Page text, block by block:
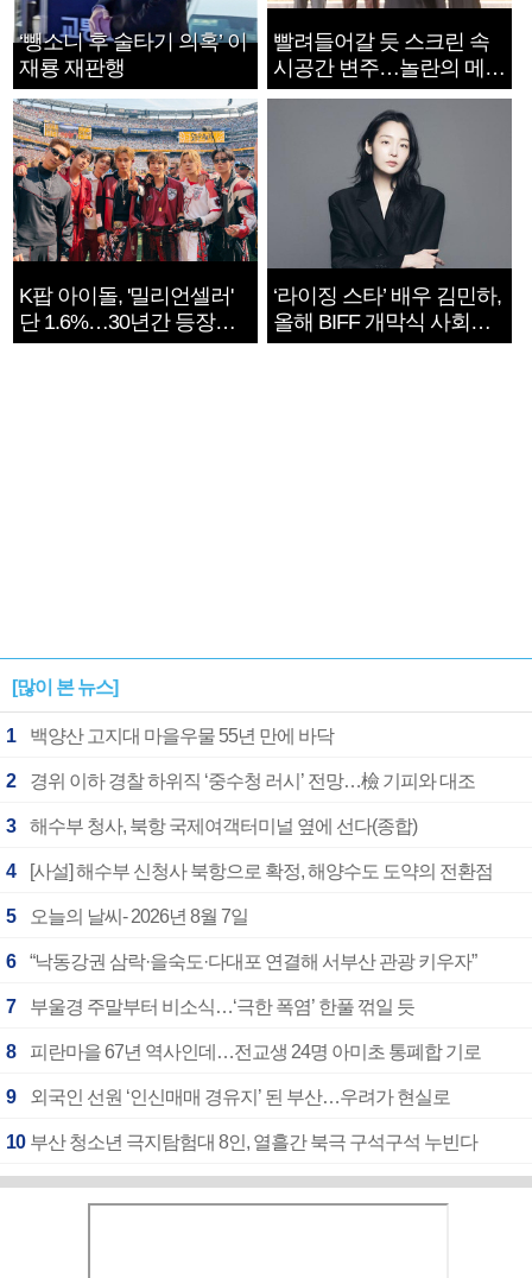
‘뺑소니 후 술타기 의혹’ 이
재룡 재판행
빨려들어갈 듯 스크린 속
시공간 변주…놀란의 메시
지는 ‘전쟁 속죄’
K팝 아이돌, '밀리언셀러'
단 1.6%…30년간 등장
1182개팀 전수조사
‘라이징 스타’ 배우 김민하,
올해 BIFF 개막식 사회자
확정
[많이 본 뉴스]
1 백양산 고지대 마을우물 55년 만에 바닥
2 경위 이하 경찰 하위직 ‘중수청 러시’ 전망…檢 기피와 대조
3 해수부 청사, 북항 국제여객터미널 옆에 선다(종합)
4 [사설] 해수부 신청사 북항으로 확정, 해양수도 도약의 전환점
5 오늘의 날씨- 2026년 8월 7일
6 “낙동강권 삼락·을숙도·다대포 연결해 서부산 관광 키우자”
7 부울경 주말부터 비소식…‘극한 폭염’ 한풀 꺾일 듯
8 피란마을 67년 역사인데…전교생 24명 아미초 통폐합 기로
9 외국인 선원 ‘인신매매 경유지’ 된 부산…우려가 현실로
10 부산 청소년 극지탐험대 8인, 열흘간 북극 구석구석 누빈다